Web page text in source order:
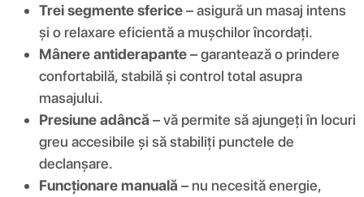
Trei segmente sferice– asigură un masaj intens
și o relaxare eficientă a mușchilor încordați.
Mânere antiderapante– garantează o prindere
confortabilă, stabilă și control total asupra
masajului.
Presiune adâncă – vă permite să ajungeți în locuri
greu accesibile și să stabiliți punctele de
declanșare.
Funcționare manuală – nu necesită energie,